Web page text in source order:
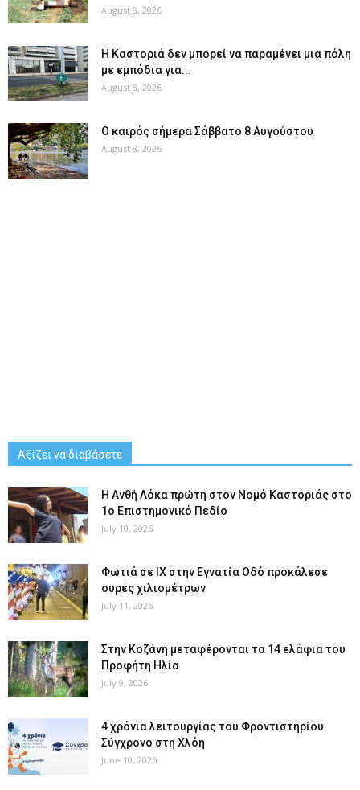
August 8, 2026
Η Καστοριά δεν μπορεί να παραμένει μια πόλη
με εμπόδια για...
August 8, 2026
Ο καιρός σήμερα Σάββατο 8 Αυγούστου
August 8, 2026
Αξίζει να διαβάσετε
Η Ανθή Λόκα πρώτη στον Νομό Καστοριάς στο
1ο Επιστημονικό Πεδίο
July 10, 2026
Φωτιά σε ΙΧ στην Εγνατία Οδό προκάλεσε
ουρές χιλιομέτρων
July 11, 2026
Στην Κοζάνη μεταφέρονται τα 14 ελάφια του
Προφήτη Ηλία
July 9, 2026
4 χρόνια λειτουργίας του Φροντιστηρίου
Σύγχρονο στη Χλόη
June 10, 2026